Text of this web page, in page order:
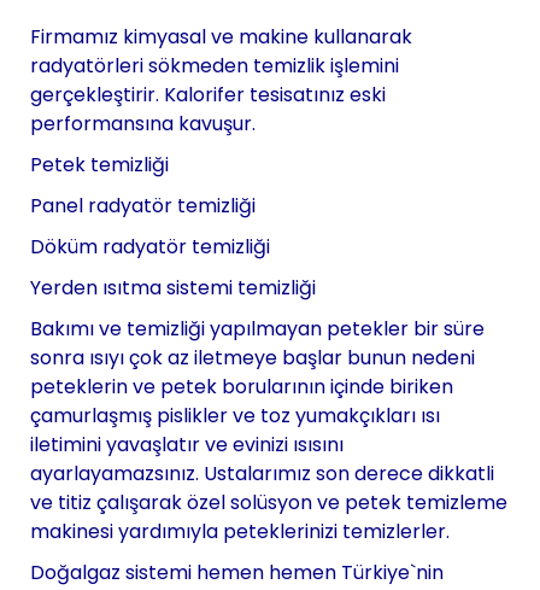
Firmamız kimyasal ve makine kullanarak
radyatörleri sökmeden temizlik işlemini
gerçekleştirir. Kalorifer tesisatınız eski
performansına kavuşur.
Petek temizliği
Panel radyatör temizliği
Döküm radyatör temizliği
Yerden ısıtma sistemi temizliği
Bakımı ve temizliği yapılmayan petekler bir süre
sonra ısıyı çok az iletmeye başlar bunun nedeni
peteklerin ve petek borularının içinde biriken
çamurlaşmış pislikler ve toz yumakçıkları ısı
iletimini yavaşlatır ve evinizi ısısını
ayarlayamazsınız. Ustalarımız son derece dikkatli
ve titiz çalışarak özel solüsyon ve petek temizleme
makinesi yardımıyla peteklerinizi temizlerler.
Doğalgaz sistemi hemen hemen Türkiye`nin